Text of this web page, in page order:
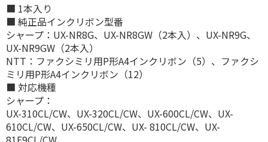
■ 1本入り
■ 純正品インクリボン型番
シャープ：UX-NR8G、UX-NR8GW（2本入）、UX-NR9G、
UX-NR9GW（2本入）
NTT：ファクシミリ用P形A4インクリボン（5）、ファクシ
ミリ用P形A4インクリボン（12）
■ 対応機種
シャープ：
UX-310CL/CW、UX-320CL/CW、UX-600CL/CW、UX-
610CL/CW、UX-650CL/CW、UX- 810CL/CW、UX-